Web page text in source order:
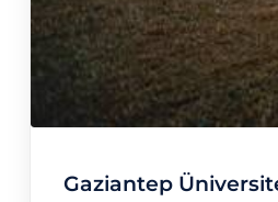
Gaziantep